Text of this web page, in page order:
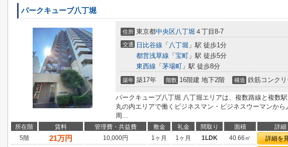
パークキューブ八丁堀
住所 東京都中央区八丁堀 ４丁目8-7
交通 日比谷線 「 八丁堀 」駅 徒歩1分
都営浅草線 「 宝町 」駅 徒歩5分
東西線 「 茅場町 」駅 徒歩8分
築年 築17年 階数 16階建 地下2階 構造 鉄筋コンクリ
パークキューブ八丁堀 八丁堀エリアは、複数路線と複数駅
丸の内エリアで働くビジネスマン・ビジネスウーマンか
周...
所在階 賃料 管理費・共益費 敷金 礼金 間取り 面積 詳細
5階
21万円 10,000円 1ヶ月 1ヶ月 1LDK 40.66㎡ 詳細を